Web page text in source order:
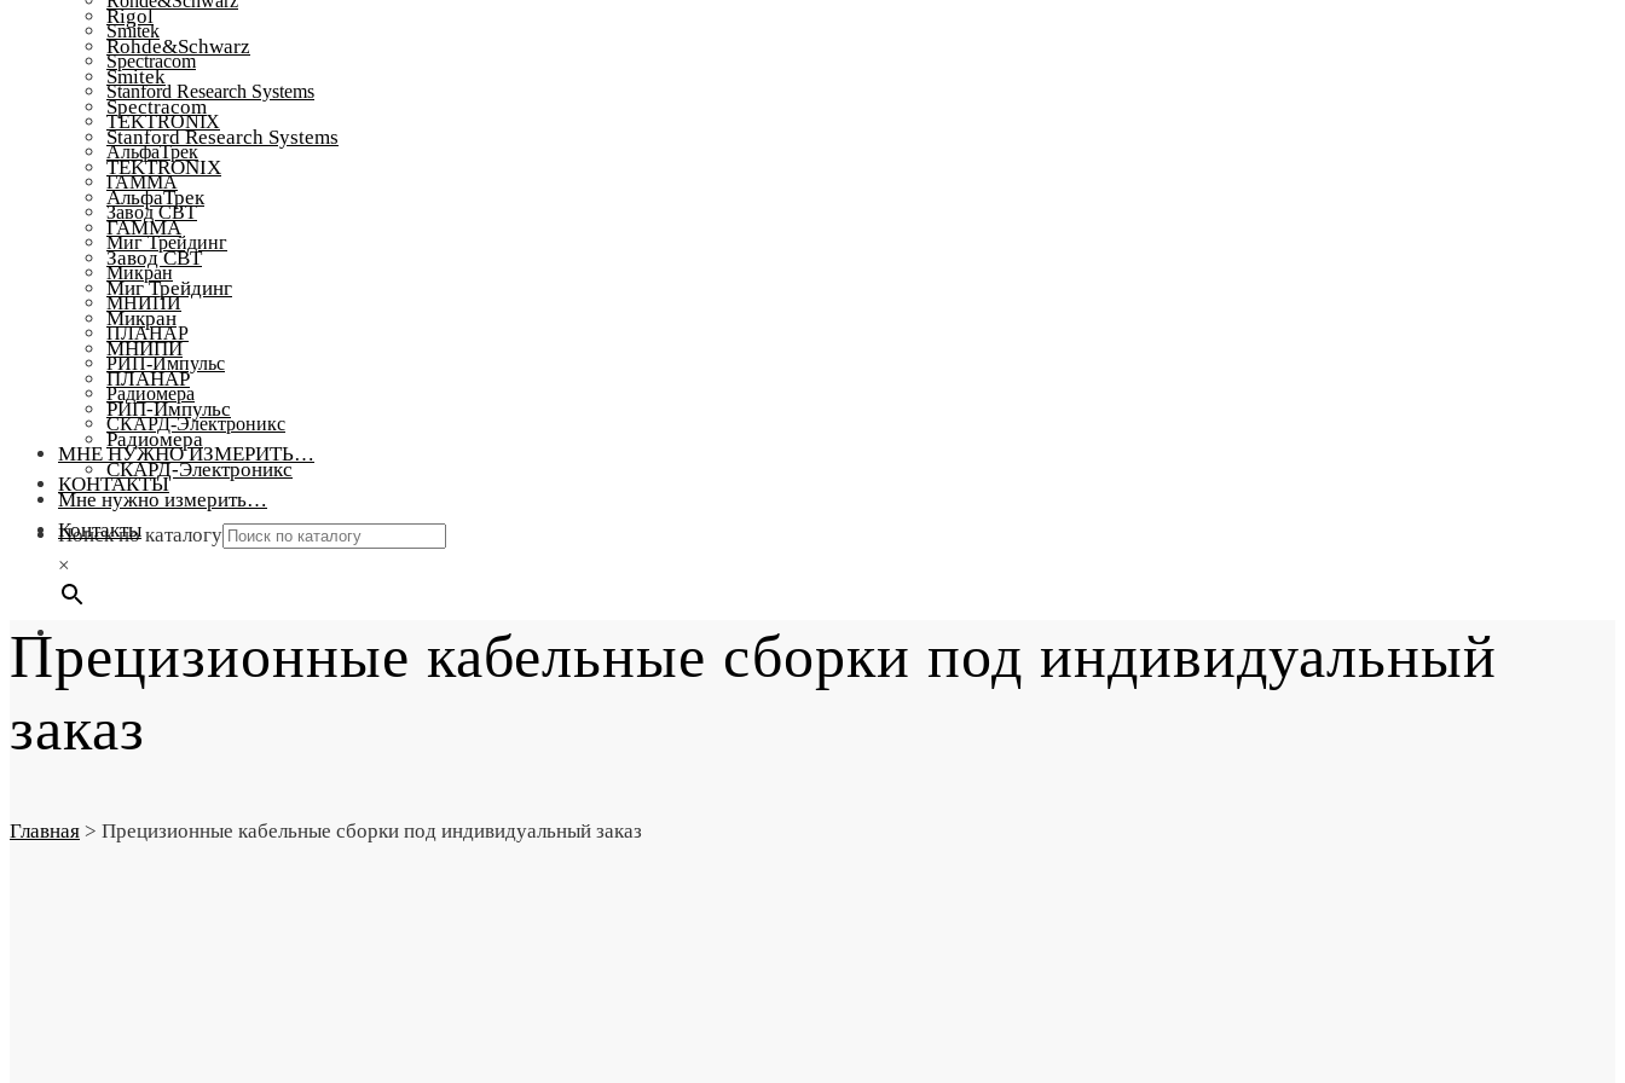
Smitek
Spectracom
Stanford Research Systems
TEKTRONIX
АльфаТрек
ГАММА
Завод СВТ
Миг Трейдинг
Микран
МНИПИ
ПЛАНАР
РИП-Импульс
Радиомера
СКАРД-Электроникс
МНЕ НУЖНО ИЗМЕРИТЬ…
КОНТАКТЫ
Поиск по каталогу
×
Rigol
Rohde&Schwarz
Smitek
Spectracom
Stanford Research Systems
TEKTRONIX
АльфаТрек
ГАММА
Завод СВТ
Миг Трейдинг
Микран
МНИПИ
ПЛАНАР
РИП-Импульс
Радиомера
СКАРД-Электроникс
Мне нужно измерить…
Контакты
Прецизионные кабельные сборки под индивидуальный
заказ
Главная > Прецизионные кабельные сборки под индивидуальный заказ